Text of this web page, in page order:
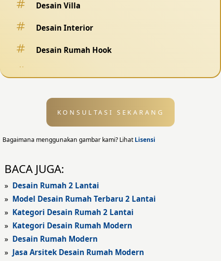
Desain Villa
Desain Interior
Desain Rumah Hook
Desain Eksterior
Desain Eksterior Rumah
Desain Rumah Modern
Fasad Rumah Modern
Fasad Kantor
KONSULTASI SEKARANG
Bagaimana menggunakan gambar kami? LihatLisensi
BACA JUGA:
» Desain Rumah 2 Lantai
» Model Desain Rumah Terbaru 2 Lantai
» Kategori Desain Rumah 2 Lantai
» Kategori Desain Rumah Modern
» Desain Rumah Modern
» Jasa Arsitek Desain Rumah Modern